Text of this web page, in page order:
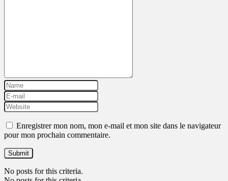
Enregistrer mon nom, mon e-mail et mon site dans le navigateur
pour mon prochain commentaire.
No posts for this criteria.